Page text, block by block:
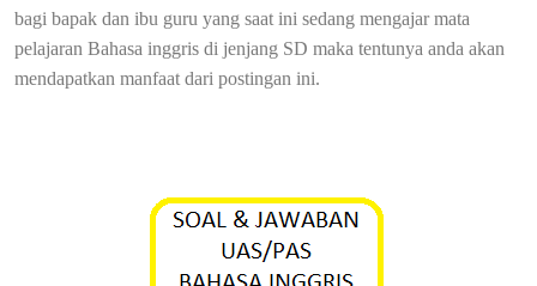
bagi bapak dan ibu guru yang saat ini sedang mengajar mata
pelajaran Bahasa inggris di jenjang SD maka tentunya anda akan
mendapatkan manfaat dari postingan ini.